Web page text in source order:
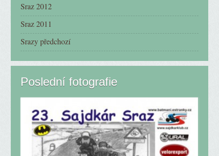
Sraz 2012
Sraz 2011
Srazy předchozí
Poslední fotografie